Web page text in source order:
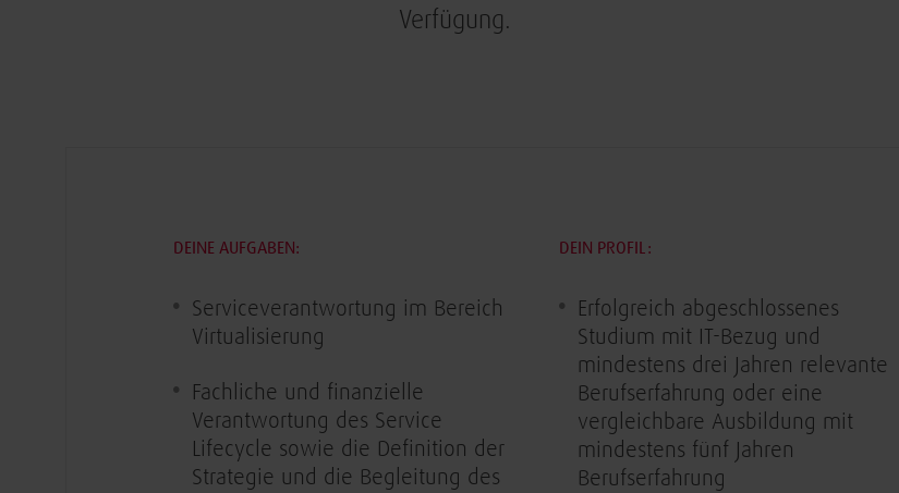
Verfügung.
DEINE AUFGABEN:
Serviceverantwortung im Bereich
Virtualisierung
Fachliche und finanzielle
Verantwortung des Service
Lifecycle sowie die Definition der
Strategie und die Begleitung des
DEIN PROFIL:
Erfolgreich abgeschlossenes
Studium mit IT-Bezug und
mindestens drei Jahren relevante
Berufserfahrung oder eine
vergleichbare Ausbildung mit
mindestens fünf Jahren
Berufserfahrung